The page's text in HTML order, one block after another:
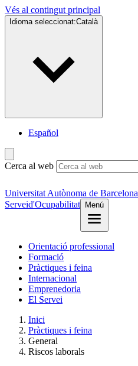
Vés al contingut principal
Idioma seleccionat:Català
Español
Cerca al web
Universitat Autònoma de Barcelona
Serveid'Ocupabilitat Menú
Orientació professional
Formació
Pràctiques i feina
Internacional
Emprenedoria
El Servei
Inici
Pràctiques i feina
General
Riscos laborals